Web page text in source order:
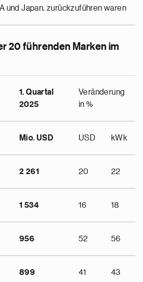
und Japan, zurückzuführen waren
20 führenden Marken im
1. Quartal
2025
Veränderung
in %
Mio. USD USD kWk
2 261 20 22
1 534 16 18
956 52 56
899 41 43